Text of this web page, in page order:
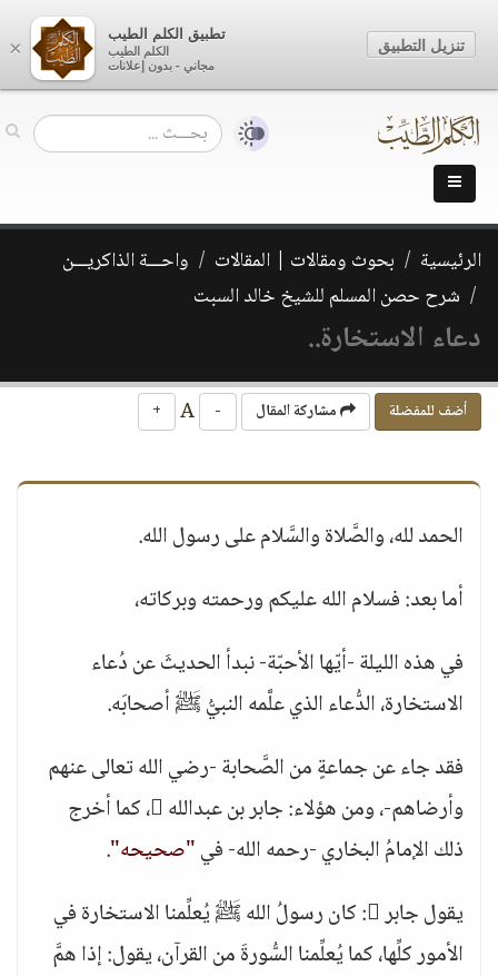
الرئيسية بحوث ومقالات | المقالات
واحـــة الذاكريـــن
شرح حصن المسلم للشيخ خالد السبت
دعاء الاستخارة..
أضف للمفضلة مشاركة المقال -
+
الحمد لله، والصَّلاة والسَّلام على رسول الله.
أما بعد: فسلام الله عليكم ورحمته وبركاته،
في هذه الليلة -أيّها الأحبّة- نبدأ الحديثَ عن دُعاء
الاستخارة، الدُّعاء الذي علَّمه النبيُّ ﷺ أصحابَه.
فقد جاء عن جماعةٍ من الصَّحابة -رضي الله تعالى عنهم
وأرضاهم-، ومن هؤلاء: جابر بن عبدالله ، كما أخرج
ذلك الإمامُ البخاري -رحمه الله- في"صحيحه".
يقول جابر : كان رسولُ الله ﷺ يُعلِّمنا الاستخارة في
الأمور كلِّها، كما يُعلِّمنا السُّورةَ من القرآن، يقول: إذا همَّ
×
تطبيق الكلم الطيب
الكلم الطيب
مجاني - بدون إعلانات
تنزيل التطبيق